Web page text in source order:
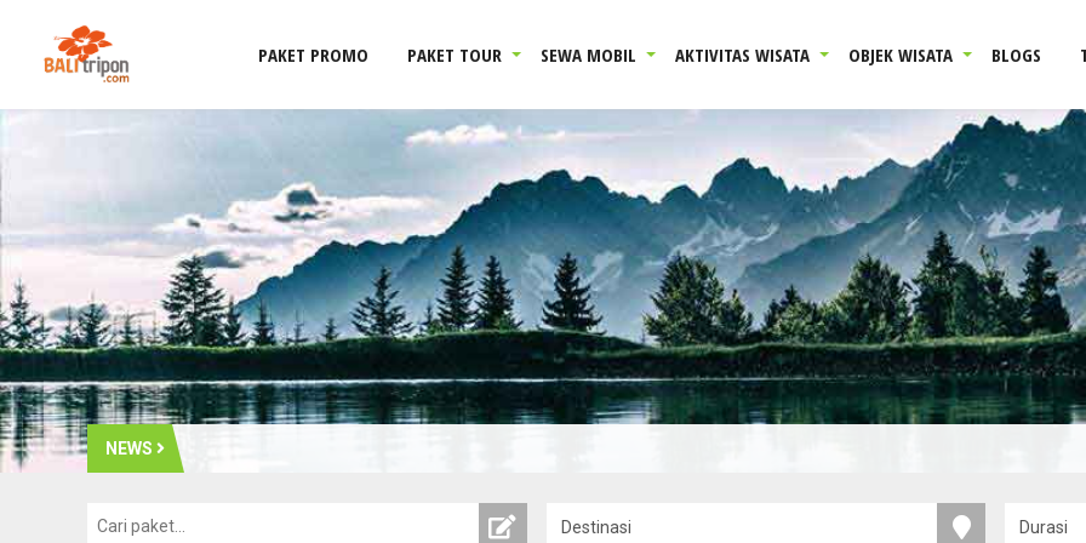
PAKET PROMO PAKET TOUR SEWA MOBIL AKTIVITAS WISATA OBJEK WISATA BLOGS
NEWS